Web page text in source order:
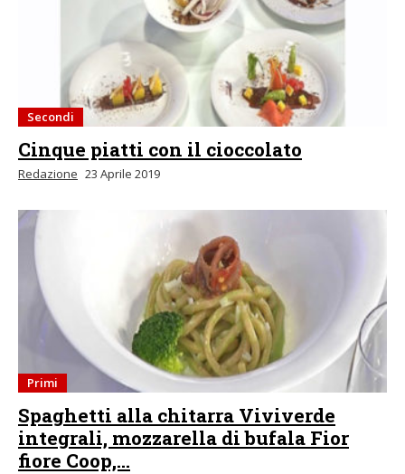
Secondi
Cinque piatti con il cioccolato
Redazione 23 Aprile 2019
Primi
Spaghetti alla chitarra Viviverde
integrali, mozzarella di bufala Fior
fiore Coop,...